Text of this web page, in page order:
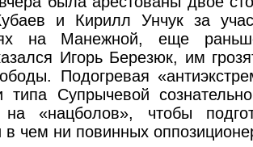
и Кирилл Унчук за
на Манежной, еще
Игорь Березюк, им
Подогревая
типа Супрычевой
на «нацболов», чтобы
в чем ни повинных